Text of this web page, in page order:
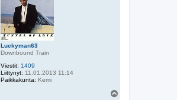
Luckyman63
Downbound Train
Viestit: 1409
Liittynyt: 11.01.2013 11:14
Paikkakunta: Kemi